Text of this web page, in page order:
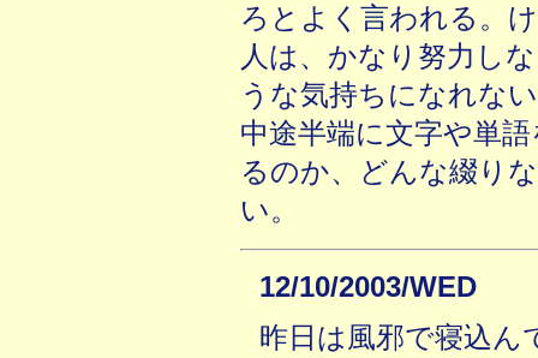
ろとよく言われる。
人は、かなり努力し
うな気持ちになれな
中途半端に文字や単
るのか、どんな綴り
い。
12/10/2003/WED
昨日は風邪で寝込ん